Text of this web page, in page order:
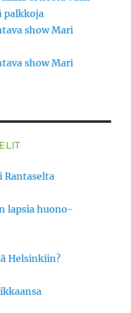
palkkoja
show Mari
show Mari
Rantaselta
lapsia huono-
Helsinkiin?